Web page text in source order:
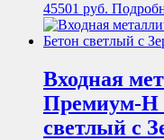
45501 руб.
Входная
Премиум-Н
светлый с